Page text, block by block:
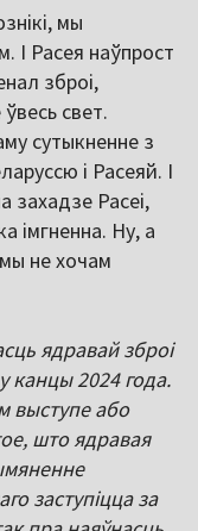
мы
І Расея наўпрост
зброі,
свет.
сутыкненне з
і Расеяй. І
захадзе Расеі,
імгненна. Ну, а
не хочам
ядравай зброі
канцы 2024 года.
выступе або
што ядравая
заступіцца за